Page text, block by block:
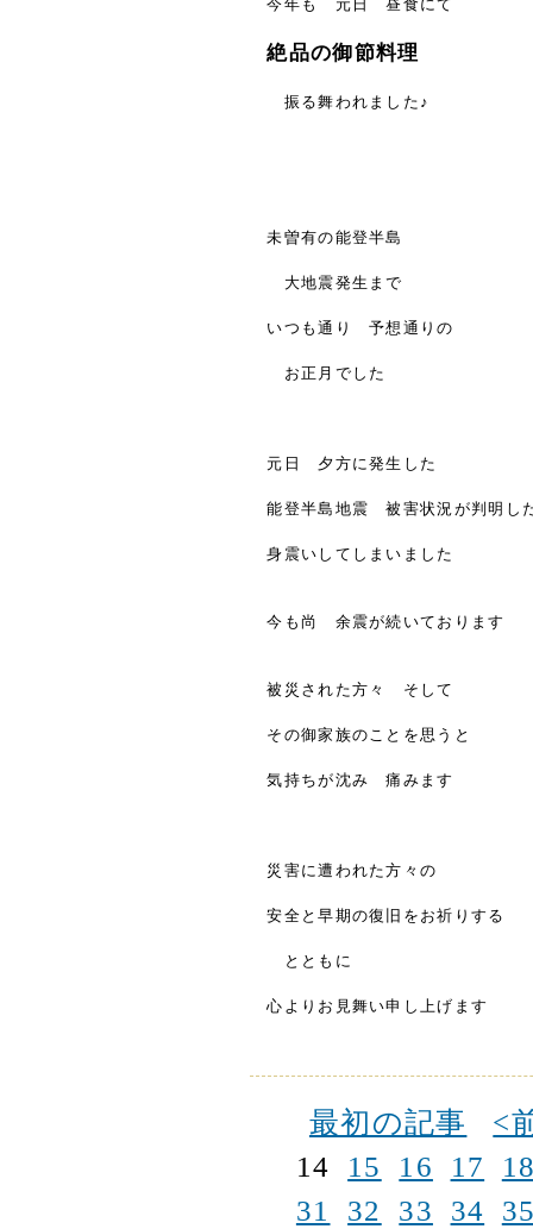
今年も 元日 昼食にて
絶品の御節料理
振る舞われました♪
未曽有の能登半島
大地震発生まで
いつも通り 予想通りの
お正月でした
元日 夕方に発生した
能登半島地震 被害状況が判明し
身震いしてしまいました
今も尚 余震が続いております
被災された方々 そして
その御家族のことを思うと
気持ちが沈み 痛みます
災害に遭われた方々の
安全と早期の復旧をお祈りする
とともに
心よりお見舞い申し上げます
最初の記事
<
14 15 16 17
31
32 33 34